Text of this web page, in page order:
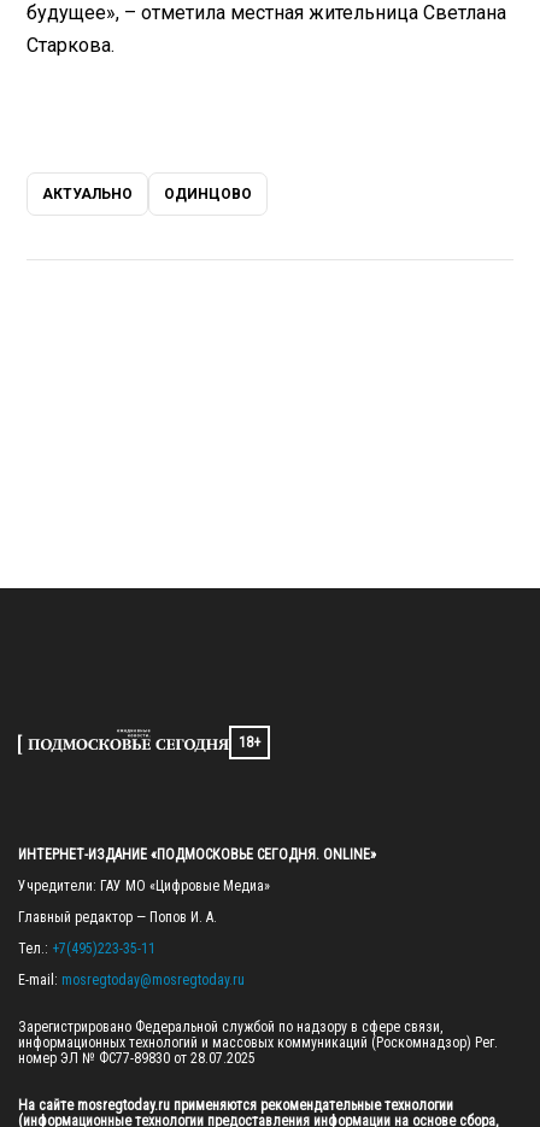
будущее», – отметила местная жительница Светлана
Старкова.
АКТУАЛЬНО ОДИНЦОВО
18+
ИНТЕРНЕТ-ИЗДАНИЕ «ПОДМОСКОВЬЕ СЕГОДНЯ. ONLINE»
Учредители: ГАУ МО «Цифровые Медиа»
Главный редактор — Попов И. А.
Тел.: +7(495)223-35-11
E-mail: mosregtoday@mosregtoday.ru
Зарегистрировано Федеральной службой по надзору в сфере связи,
информационных технологий и массовых коммуникаций (Роскомнадзор) Рег.
номер ЭЛ № ФС77-89830 от 28.07.2025
На сайте mosregtoday.ru применяются рекомендательные технологии
(информационные технологии предоставления информации на основе сбора,